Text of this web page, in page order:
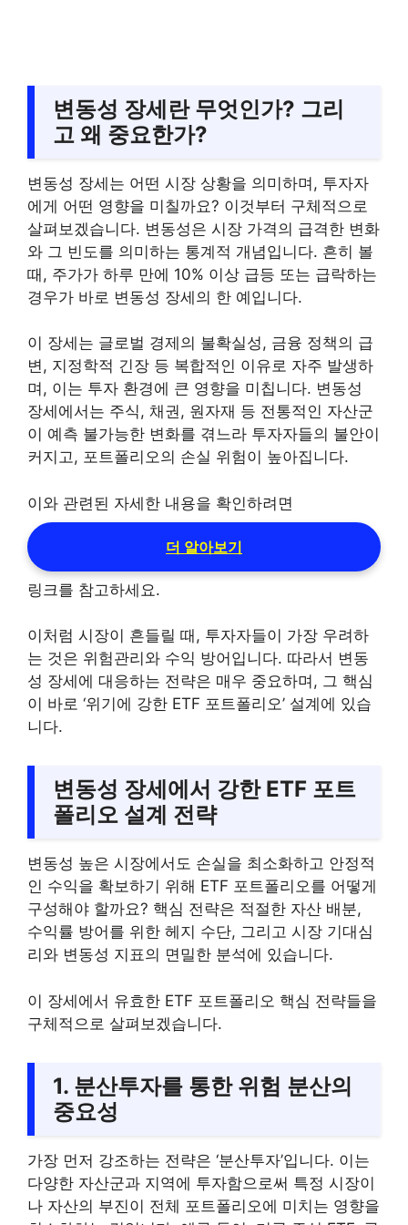
변동성 장세란 무엇인가? 그리
고 왜 중요한가?
변동성 장세는 어떤 시장 상황을 의미하며, 투자자
에게 어떤 영향을 미칠까요? 이것부터 구체적으로
살펴보겠습니다. 변동성은 시장 가격의 급격한 변화
와 그 빈도를 의미하는 통계적 개념입니다. 흔히 볼
때, 주가가 하루 만에 10% 이상 급등 또는 급락하는
경우가 바로 변동성 장세의 한 예입니다.
이 장세는 글로벌 경제의 불확실성, 금융 정책의 급
변, 지정학적 긴장 등 복합적인 이유로 자주 발생하
며, 이는 투자 환경에 큰 영향을 미칩니다. 변동성
장세에서는 주식, 채권, 원자재 등 전통적인 자산군
이 예측 불가능한 변화를 겪느라 투자자들의 불안이
커지고, 포트폴리오의 손실 위험이 높아집니다.
이와 관련된 자세한 내용을 확인하려면
더 알아보기
링크를 참고하세요.
이처럼 시장이 흔들릴 때, 투자자들이 가장 우려하
는 것은 위험관리와 수익 방어입니다. 따라서 변동
성 장세에 대응하는 전략은 매우 중요하며, 그 핵심
이 바로 ‘위기에 강한 ETF 포트폴리오’ 설계에 있습
니다.
변동성 장세에서 강한 ETF 포트
폴리오 설계 전략
변동성 높은 시장에서도 손실을 최소화하고 안정적
인 수익을 확보하기 위해 ETF 포트폴리오를 어떻게
구성해야 할까요? 핵심 전략은 적절한 자산 배분,
수익률 방어를 위한 헤지 수단, 그리고 시장 기대심
리와 변동성 지표의 면밀한 분석에 있습니다.
이 장세에서 유효한 ETF 포트폴리오 핵심 전략들을
구체적으로 살펴보겠습니다.
1. 분산투자를 통한 위험 분산의
중요성
가장 먼저 강조하는 전략은 ‘분산투자’입니다. 이는
다양한 자산군과 지역에 투자함으로써 특정 시장이
나 자산의 부진이 전체 포트폴리오에 미치는 영향을